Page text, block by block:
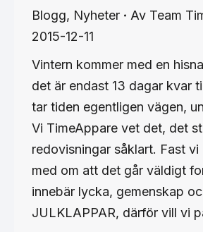
Blogg, Nyheter Av Team
2015-12-11
Vintern kommer med en
det är endast 13 dagar kvar
tar tiden egentligen vägen,
Vi TimeAppare vet det, det
redovisningar såklart. Fast vi
med om att det går väldigt
innebär lycka, gemenskap
JULKLAPPAR, därför vill vi